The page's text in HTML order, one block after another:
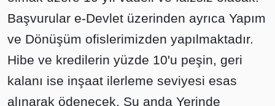
Başvurular e-Devlet üzerinden ayrıca Yapım
ve Dönüşüm ofislerimizden yapılmaktadır.
Hibe ve kredilerin yüzde 10'u peşin, geri
kalanı ise inşaat ilerleme seviyesi esas
alınarak ödenecek. Şu anda Yerinde